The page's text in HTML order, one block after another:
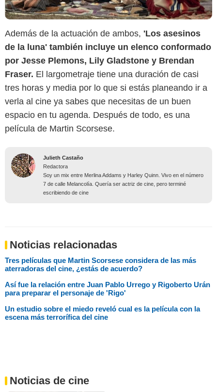
Además de la actuación de ambos, 'Los asesinos
de la luna' también incluye un elenco conformado
por Jesse Plemons, Lily Gladstone y Brendan
Fraser. El largometraje tiene una duración de casi
tres horas y media por lo que si estás planeando ir a
verla al cine ya sabes que necesitas de un buen
espacio en tu agenda. Después de todo, es una
película de Martin Scorsese.
Julieth Castaño
Redactora
Soy un mix entre Merlina Addams y Harley Quinn. Vivo en el número
7 de calle Melancolía. Quería ser actriz de cine, pero terminé
escribiendo de cine
Noticias relacionadas
Tres películas que Martin Scorsese considera de las más
aterradoras del cine, ¿estás de acuerdo?
Así fue la relación entre Juan Pablo Urrego y Rigoberto Urán
para preparar el personaje de 'Rigo'
Un estudio sobre el miedo reveló cual es la película con la
escena más terrorífica del cine
Noticias de cine